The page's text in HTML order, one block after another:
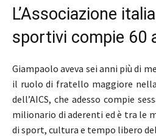
L’Associazione
sportivi compie 60
Giampaolo aveva sei anni più di
il ruolo di fratello maggiore
dell’AICS, che adesso compie
milionario di aderenti ed è tra le
di sport, cultura e tempo libero del